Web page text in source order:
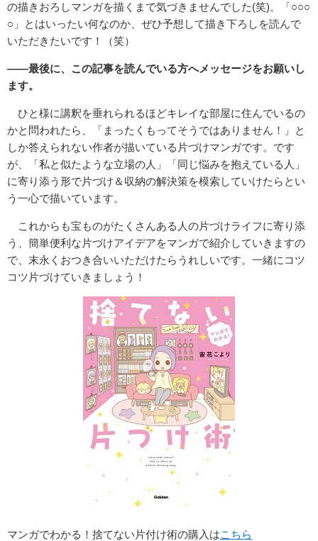
の描きおろしマンガを描くまで気づきませんでした(笑)。「○○○
○」とはいったい何なのか、ぜひ予想して描き下ろしを読んで
いただきたいです！（笑）
――最後に、この記事を読んでいる方へメッセージをお願いし
ます。
ひと様に講釈を垂れられるほどキレイな部屋に住んでいるの
かと問われたら、「まったくもってそうではありません！」と
しか答えられない作者が描いている片づけマンガです。です
が、「私と似たような立場の人」「同じ悩みを抱えている人」
に寄り添う形で片づけ＆収納の解決策を模索していけたらとい
う一心で描いています。
これからも宝ものがたくさんある人の片づけライフに寄り添
う、簡単便利な片づけアイデアをマンガで紹介していきますの
で、末永くおつき合いいただけたらうれしいです。一緒にコツ
コツ片づけていきましょう！
マンガでわかる！捨てない片付け術の購入はこちら